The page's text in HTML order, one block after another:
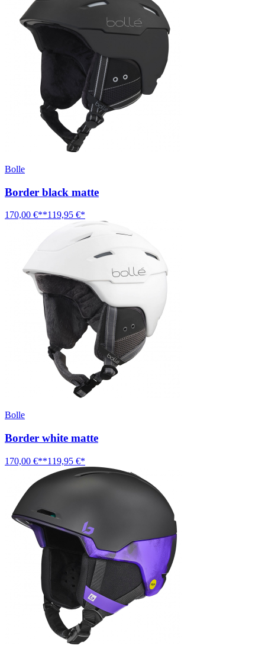
Bolle
Border black matte
170,00 €**119,95 €*
Bolle
Border white matte
170,00 €**119,95 €*